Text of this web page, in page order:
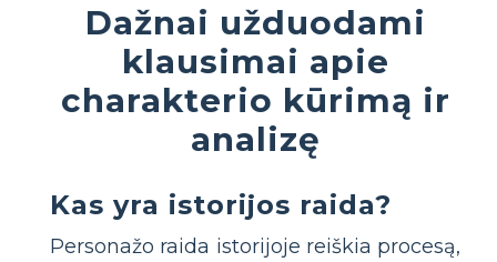
Dažnai užduodami
klausimai apie
charakterio kūrimą ir
analizę
Kas yra istorijos raida?
Personažo raida istorijoje reiškia procesą,